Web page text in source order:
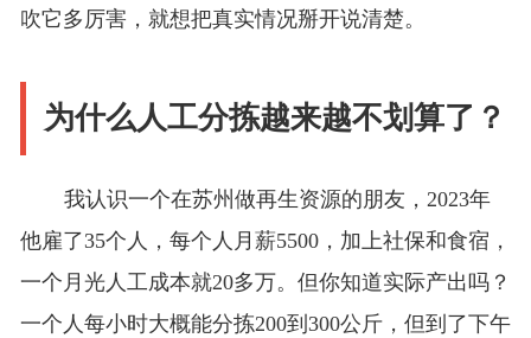
吹它多厉害，就想把真实情况掰开说清楚。
为什么人工分拣越来越不划算了？
我认识一个在苏州做再生资源的朋友，2023年
他雇了35个人，每个人月薪5500，加上社保和食宿，
一个月光人工成本就20多万。但你知道实际产出吗？
一个人每小时大概能分拣200到300公斤，但到了下午